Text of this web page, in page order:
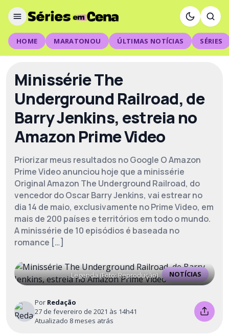
HOME MARATONOU ÚLTIMAS NOTÍCIAS SÉRIES
Minissérie The
Underground Railroad, de
Barry Jenkins, estreia no
Amazon Prime Video
Priorizar meus resultados no Google O Amazon
Prime Video anunciou hoje que a minissérie
Original Amazon The Underground Railroad, do
vencedor do Oscar Barry Jenkins, vai estrear no
dia 14 de maio, exclusivamente no Prime Video, em
mais de 200 países e territórios em todo o mundo.
A minissérie de 10 episódios é baseada no
romance […]
NOTÍCIAS
Legenda (Foto: Reprodução)
Por Redação
27 de fevereiro de 2021 às 14h41
Atualizado 8 meses atrás